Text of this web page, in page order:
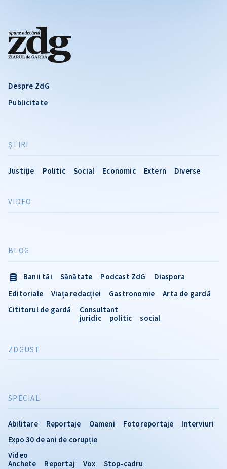
Despre ZdG
Publicitate
ŞTIRI
Justiție Politic Social Economic Extern Diverse
VIDEO
SPECIAL
Abilitare Reportaje Oameni Fotoreportaje
Interviuri
Expo 30 de ani de corupție
Video
Anchete
Reportaj Vox Stop-cadru
BLOG
Banii tăi Sănătate Podcast ZdG
Diaspora
Editoriale
Viața redacției Gastronomie
Arta de gardă
Cititorul de gardă
Consultant
juridic
politic social
ZDGUST